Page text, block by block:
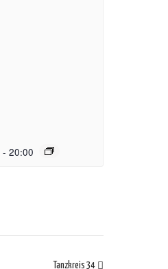
- 20:00
Tanzkreis 34